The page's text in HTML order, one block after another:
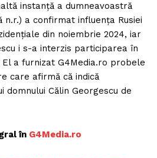
instanță a dumneavoastră
n.r.) a confirmat influența Rusiei
din noiembrie 2024, iar
i s-a interzis participarea în
a furnizat G4Media.ro probele
care afirmă că indică
domnului Călin Georgescu de
în G4Media.ro